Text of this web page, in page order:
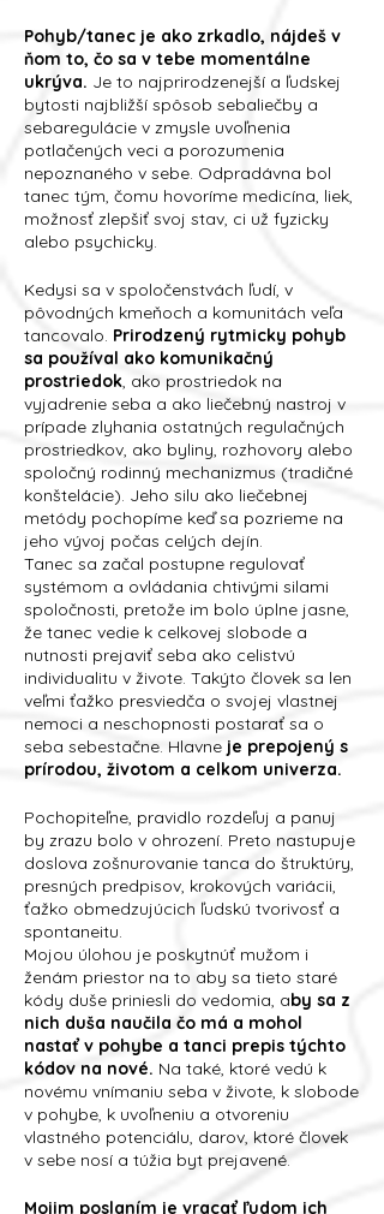
Pohyb/tanec je ako zrkadlo, nájdeš v
ňom to, čo sa v tebe momentálne
ukrýva. Je to najprirodzenejší a ľudskej
bytosti najbližší spôsob sebaliečby a
sebaregulácie v zmysle uvoľnenia
potlačených veci a porozumenia
nepoznaného v sebe. Odpradávna bol
tanec tým, čomu hovoríme medicína, liek,
možnosť zlepšiť svoj stav, ci už fyzicky
alebo psychicky.
Kedysi sa v spoločenstvách ľudí, v
pôvodných kmeňoch a komunitách veľa
tancovalo. Prirodzený rytmicky pohyb
sa používal ako komunikačný
prostriedok, ako prostriedok na
vyjadrenie seba a ako liečebný nastroj v
prípade zlyhania ostatných regulačných
prostriedkov, ako byliny, rozhovory alebo
spoločný rodinný mechanizmus (tradičné
konštelácie). Jeho silu ako liečebnej
metódy pochopíme keď sa pozrieme na
jeho vývoj počas celých dejín.
Tanec sa začal postupne regulovať
systémom a ovládania chtivými silami
spoločnosti, pretože im bolo úplne jasne,
že tanec vedie k celkovej slobode a
nutnosti prejaviť seba ako celistvú
individualitu v živote. Takýto človek sa len
veľmi ťažko presviedča o svojej vlastnej
nemoci a neschopnosti postarať sa o
seba sebestačne. Hlavne je prepojený s
prírodou, životom a celkom univerza.
Pochopiteľne, pravidlo rozdeľuj a panuj
by zrazu bolo v ohrození. Preto nastupuje
doslova zošnurovanie tanca do štruktúry,
presných predpisov, krokových variácii,
ťažko obmedzujúcich ľudskú tvorivosť a
spontaneitu.
Mojou úlohou je poskytnúť mužom i
ženám priestor na to aby sa tieto staré
kódy duše priniesli do vedomia, aby sa z
nich duša naučila čo má a mohol
nastať v pohybe a tanci prepis týchto
kódov na nové. Na také, ktoré vedú k
novému vnímaniu seba v živote, k slobode
v pohybe, k uvoľneniu a otvoreniu
vlastného potenciálu, darov, ktoré človek
v sebe nosí a túžia byt prejavené.
Mojim poslaním je vracať ľudom ich